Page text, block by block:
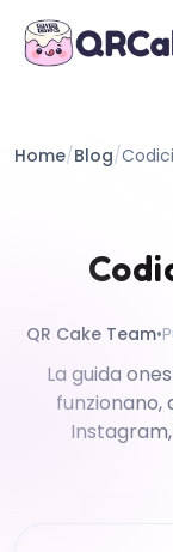
Prezzi
Docs
Aiuto
API
Home/Blog/
QR Cake Team•
La guida